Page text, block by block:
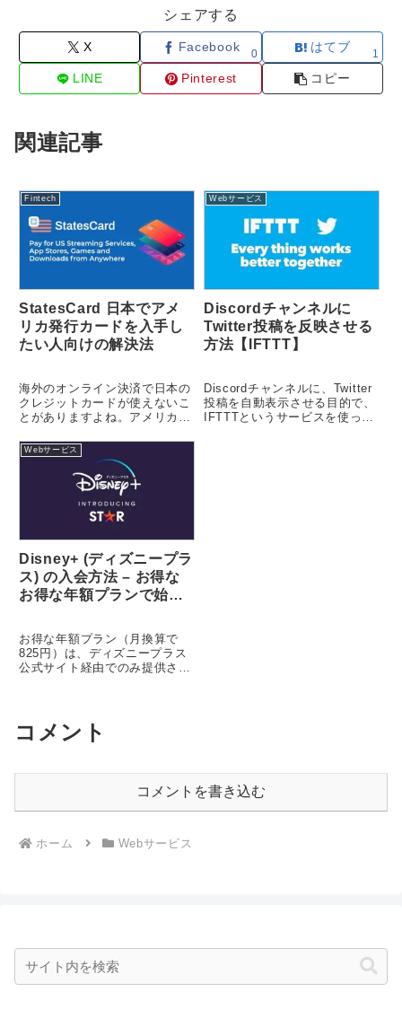
シェアする
X Facebook 0 はてブ 1
LINE Pinterest コピー
関連記事
Fintech
StatesCard 日本でアメ
リカ発行カードを入手し
たい人向けの解決法
海外のオンライン決済で日本の
クレジットカードが使えないこ
とがありますよね。アメリカの
も、基本アメリカの滞在者で
な...
Webサービス
Discordチャンネルに
Twitter投稿を反映させる
方法【IFTTT】
Discordチャンネルに、Twitter
投稿を自動表示させる目的で、
IFTTTというサービスを使って
Webサービス
Disney+ (ディズニープラ
ス) の入会方法 – お得な
お得な年額プランで始め
お得な年額プラン（月換算で
825円）は、ディズニープラス
公式サイト経由でのみ提供され
コメント
コメントを書き込む
ホーム Webサービス